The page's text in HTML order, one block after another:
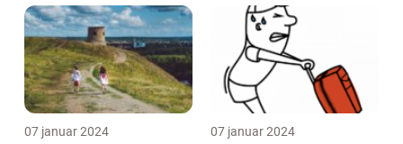
07 januar 2024 07 januar 2024